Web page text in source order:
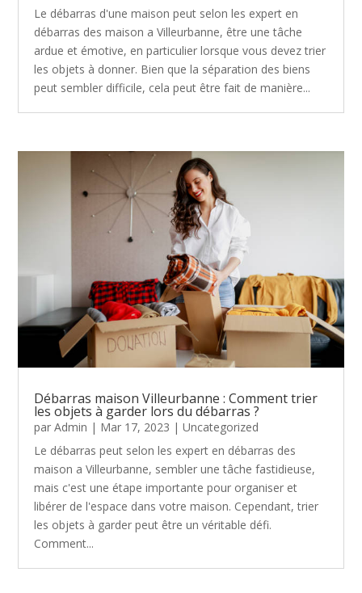
Le débarras d'une maison peut selon les expert en
débarras des maison a Villeurbanne, être une tâche
ardue et émotive, en particulier lorsque vous devez trier
les objets à donner. Bien que la séparation des biens
peut sembler difficile, cela peut être fait de manière...
Débarras maison Villeurbanne : Comment trier
les objets à garder lors du débarras ?
parAdmin | Mar 17, 2023 |Uncategorized
Le débarras peut selon les expert en débarras des
maison a Villeurbanne, sembler une tâche fastidieuse,
mais c'est une étape importante pour organiser et
libérer de l'espace dans votre maison. Cependant, trier
les objets à garder peut être un véritable défi.
Comment...